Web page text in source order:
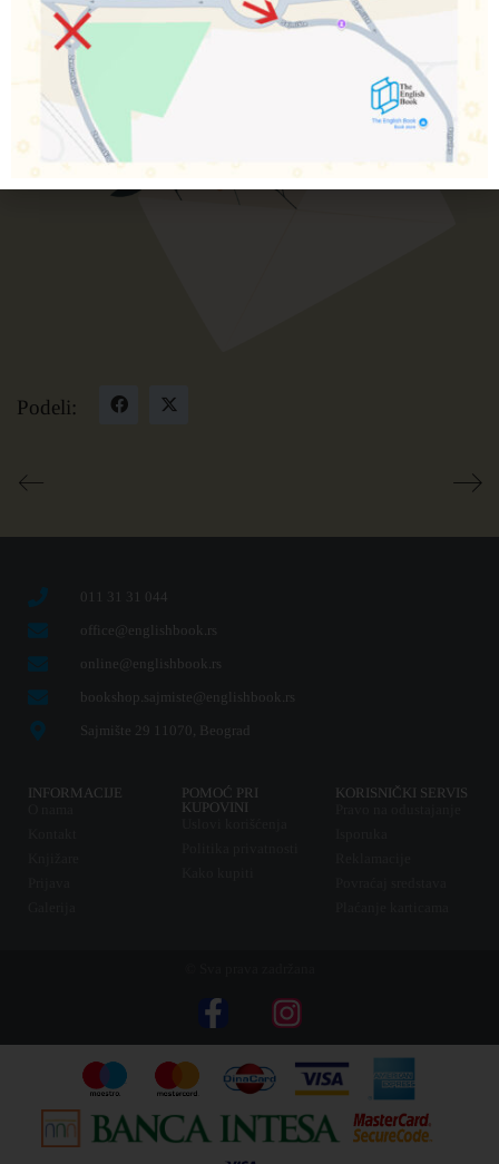
Podeli:
011 31 31 044
office@englishbook.rs
online@englishbook.rs
bookshop.sajmiste@englishbook.rs
Sajmište 29 11070, Beograd
INFORMACIJE
POMOĆ PRI
KUPOVINI
KORISNIČKI SERVIS